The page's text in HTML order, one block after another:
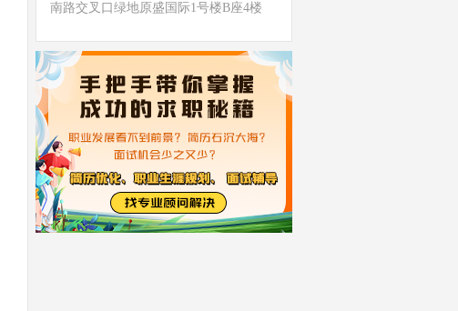
南路交叉口绿地原盛国际1号楼B座4楼